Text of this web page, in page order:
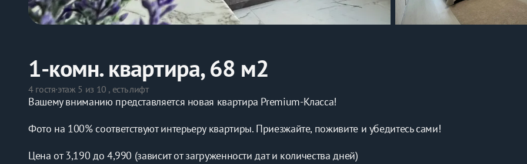
1-комн. квартира, 68 м2
4 гостя·этаж 5 из 10 , есть лифт
Вашему вниманию представляется новая квартира Premium-Класса!
Фото на 100% соответствуют интерьеру квартиры. Приезжайте, поживите и убедитесь сами!
Цена от 3,190 до 4,990 (зависит от загруженности дат и количества дней)